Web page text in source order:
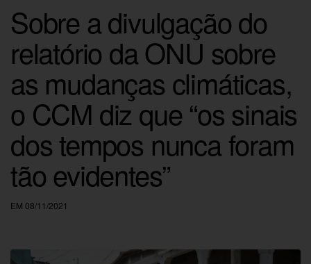
Sobre a divulgação do
relatório da ONU sobre
as mudanças climáticas,
o CCM diz que “os sinais
dos tempos nunca foram
tão evidentes”
EM 08/11/2021